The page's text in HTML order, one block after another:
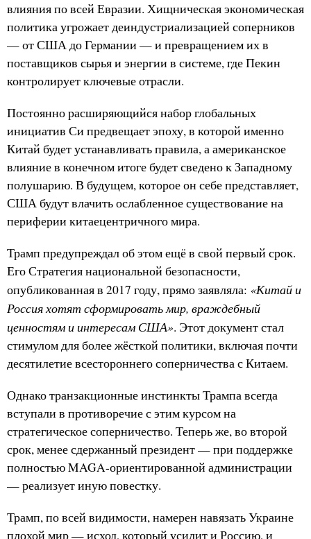
влияния по всей Евразии. Хищническая экономическая
политика угрожает деиндустриализацией соперников
— от США до Германии — и превращением их в
поставщиков сырья и энергии в системе, где Пекин
контролирует ключевые отрасли.
Постоянно расширяющийся набор глобальных
инициатив Си предвещает эпоху, в которой именно
Китай будет устанавливать правила, а американское
влияние в конечном итоге будет сведено к Западному
полушарию. В будущем, которое он себе представляет,
США будут влачить ослабленное существование на
периферии китаецентричного мира.
Трамп предупреждал об этом ещё в свой первый срок.
Его Стратегия национальной безопасности,
опубликованная в 2017 году, прямо заявляла: «Китай и
Россия хотят сформировать мир, враждебный
ценностям и интересам США». Этот документ стал
стимулом для более жёсткой политики, включая почти
десятилетие всестороннего соперничества с Китаем.
Однако транзакционные инстинкты Трампа всегда
вступали в противоречие с этим курсом на
стратегическое соперничество. Теперь же, во второй
срок, менее сдержанный президент — при поддержке
полностью MAGA-ориентированной администрации
— реализует иную повестку.
Трамп, по всей видимости, намерен навязать Украине
плохой мир — исход, который усилит и Россию, и